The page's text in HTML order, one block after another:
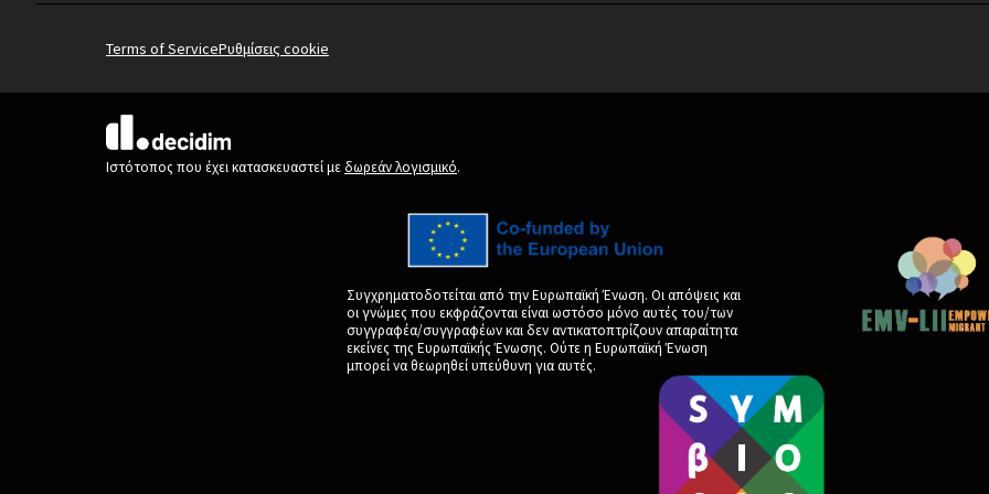
Terms of ServiceΡυθμίσεις cookie
(Εξωτερική σύνδεση)
Ιστότοπος που έχει κατασκευαστεί με δωρεάν λογισμικό.
Συγχρηματοδοτείται από την Ευρωπαϊκή Ένωση. Οι απόψεις και
οι γνώμες που εκφράζονται είναι ωστόσο μόνο αυτές του/των
συγγραφέα/συγγραφέων και δεν αντικατοπτρίζουν απαραίτητα
εκείνες της Ευρωπαϊκής Ένωσης. Ούτε η Ευρωπαϊκή Ένωση
μπορεί να θεωρηθεί υπεύθυνη για αυτές.